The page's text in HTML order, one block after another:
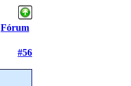
Fórum
#56